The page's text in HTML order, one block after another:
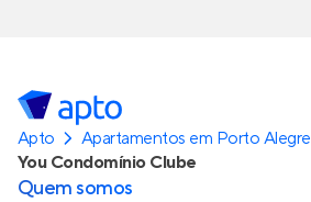
Apto Apartamentos em Porto Alegre
You Condomínio Clube
Quem somos